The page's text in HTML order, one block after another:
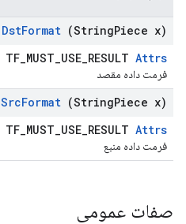
DstFormat (StringPiece x)
TF_MUST_USE_RESULT Attrs
فرمت داده مقصد
SrcFormat (StringPiece x)
TF_MUST_USE_RESULT Attrs
فرمت داده منبع
صفات عمومی